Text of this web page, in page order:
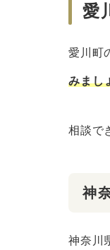
愛
愛川町
みまし
相談で
神
神奈川